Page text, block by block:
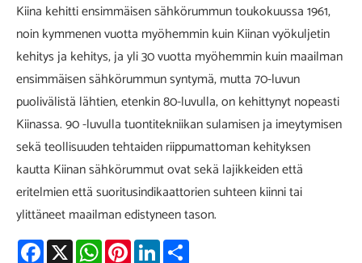
Kiina kehitti ensimmäisen sähkörummun toukokuussa 1961,
noin kymmenen vuotta myöhemmin kuin Kiinan vyökuljetin
kehitys ja kehitys, ja yli 30 vuotta myöhemmin kuin maailman
ensimmäisen sähkörummun syntymä, mutta 70-luvun
puolivälistä lähtien, etenkin 80-luvulla, on kehittynyt nopeasti
Kiinassa. 90 -luvulla tuontitekniikan sulamisen ja imeytymisen
sekä teollisuuden tehtaiden riippumattoman kehityksen
kautta Kiinan sähkörummut ovat sekä lajikkeiden että
eritelmien että suoritusindikaattorien suhteen kiinni tai
ylittäneet maailman edistyneen tason.
Facebook WhatsAppPinterestLinkedIn